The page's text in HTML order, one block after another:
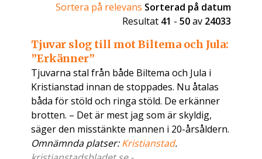
Sortera på relevans Sorterad på datum
Resultat 41 - 50av 24033
Tjuvar slog till mot Biltema och Jula:
”Erkänner”
Tjuvarna stal från både Biltema och Jula i
Kristianstad innan de stoppades. Nu åtalas
båda för stöld och ringa stöld. De erkänner
brotten. – Det är mest jag som är skyldig,
säger den misstänkte mannen i 20-årsåldern.
Omnämnda platser:Kristianstad.